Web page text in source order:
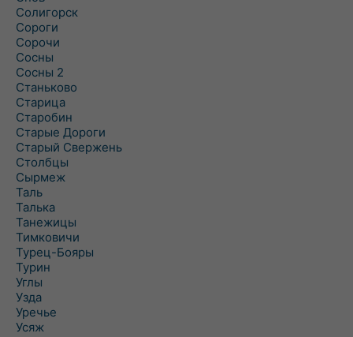
Солигорск
Сороги
Сорочи
Сосны
Сосны 2
Станьково
Старица
Старобин
Старые Дороги
Старый Свержень
Столбцы
Сырмеж
Таль
Талька
Танежицы
Тимковичи
Турец-Бояры
Турин
Углы
Узда
Уречье
Усяж